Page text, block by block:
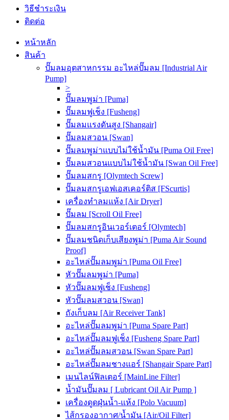
วิธีชำระเงิน
ติดต่อ
หน้าหลัก
สินค้า
ปั๊มลมอุตสาหกรรม อะไหล่ปั๊มลม [Industrial Air
Pump]
>
ปั๊มลมพูม่า [Puma]
ปั๊มลมฟูเช็ง [Fusheng]
ปั๊มลมแรงดันสูง [Shangair]
ปั๊มลมสวอน [Swan]
ปั๊มลมพูม่าแบบไม่ใช้น้ำมัน [Puma Oil Free]
ปั๊มลมสวอนแบบไม่ใช้น้ำมัน [Swan Oil Free]
ปั๊มลมสกรู [Olymtech Screw]
ปั๊มลมสกรูเอฟเอสเคอร์ติส [FScurtis]
เครื่องทำลมแห้ง [Air Dryer]
ปั๊มลม [Scroll Oil Free]
ปั๊มลมสกรูอินเวอร์เตอร์ [Olymtech]
ปั๊มลมชนิดเก็บเสียงพูม่า [Puma Air Sound
Proof]
อะไหล่ปั๊มลมพูม่า [Puma Oil Free]
หัวปั๊มลมพูม่า [Puma]
หัวปั๊มลมฟูเช็ง [Fusheng]
หัวปั๊มลมสวอน [Swan]
ถังเก็บลม [Air Receiver Tank]
อะไหล่ปั๊มลมพูม่า [Puma Spare Part]
อะไหล่ปั๊มลมฟูเช็ง [Fusheng Spare Part]
อะไหล่ปั๊มลมสวอน [Swan Spare Part]
อะไหล่ปั๊มลมชางแอร์ [Shangair Spare Part]
เมนไลน์ฟิลเตอร์ [MainLine Filter]
น้ำมันปั๊มลม [ Lubricant Oil Air Pump ]
เครื่องดูดฝุ่นน้ำ-แห้ง [Polo Vacuum]
ไส้กรองอากาศ/น้ำมัน [Air/Oil Filter]